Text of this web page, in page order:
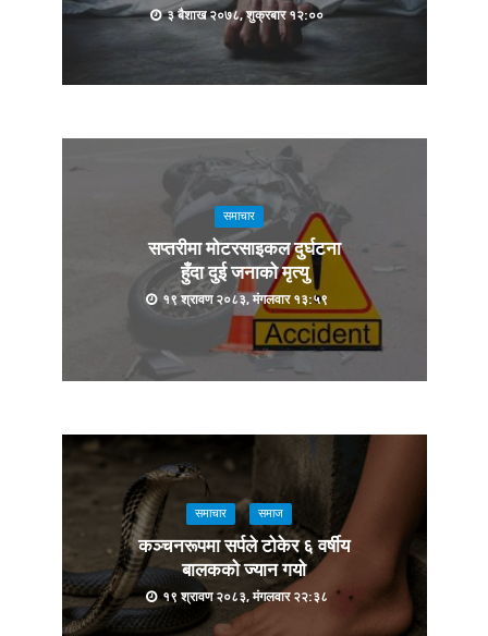
३ बैशाख २०७८, शुक्रबार १२:००
समाचार
सप्तरीमा मोटरसाइकल दुर्घटना
हुँदा दुई जनाको मृत्यु
१९ श्रावण २०८३, मंगलवार १३:५९
समाचार समाज
कञ्चनरूपमा सर्पले टोकेर ६ वर्षीय
बालकको ज्यान गयो
१९ श्रावण २०८३, मंगलवार २२:३८